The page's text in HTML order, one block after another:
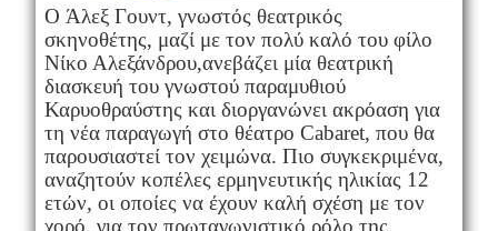
O Άλεξ Γουντ, γνωστός θεατρικός
σκηνοθέτης, μαζί με τον πολύ καλό του φίλο
Νίκο Αλεξάνδρου,ανεβάζει μία θεατρική
διασκευή του γνωστού παραμυθιού
Καρυοθραύστης και διοργανώνει ακρόαση για
τη νέα παραγωγή στο θέατρο Cabaret, που θα
παρουσιαστεί τον χειμώνα. Πιο συγκεκριμένα,
αναζητούν κοπέλες ερμηνευτικής ηλικίας 12
ετών, οι οποίες να έχουν καλή σχέση με τον